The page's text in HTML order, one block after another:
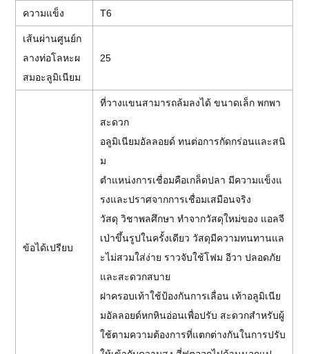
ความแข็ง T6
เส้นผ่านศูนย์ก
ลางท่อโลหะผ
สมอะลูมิเนียม
25
ข้อได้เปรียบ
ที่วางแขนสามารถล้มลงได้ ขนาดเล็ก พกพา
สะดวก
อลูมิเนียมอัลลอยด์ ทนต่อการกัดกร่อนและสนิ
ม
ตำแหน่งการเชื่อมคือเกล็ดปลา มีความแข็งแ
รงและปราศจากการเชื่อมเสมือนจริง
วัสดุ วิชาพลศึกษา ทำจากวัสดุใหม่ของ แอลจี
เป่าขึ้นรูปในครั้งเดียว วัสดุมีความทนทานแล
ะไม่สวมใส่ง่าย ราวจับใช้โฟม อีวา ปลอดภัย
และสะดวกสบาย
ฝาครอบเท้าใช้ป้องกันการเลื่อน เท้าอลูมิเนีย
มอัลลอยด์หกหินอ่อนเพื่อปรับ สะดวกสำหรับผู้
ใช้ตามความต้องการที่แตกต่างกันในการปรับ